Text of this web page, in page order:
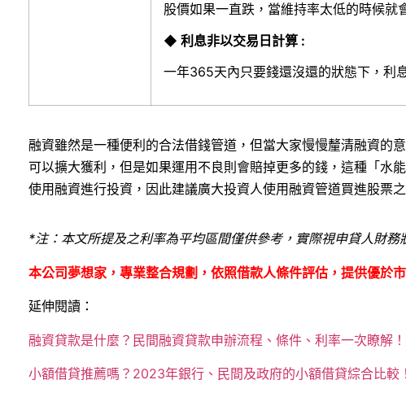
股價如果一直跌，當維持率太低的時候就
◆ 利息非以交易日計算 :
一年365天內只要錢還沒還的狀態下，利
融資雖然是一種便利的合法借錢管道，但當大家慢慢釐清融資的
可以擴大獲利，但是如果運用不良則會賠掉更多的錢，這種「水
使用融資進行投資，因此建議廣大投資人使用融資管道買進股票
*注：本文所提及之利率為平均區間僅供參考，實際視申貸人財
本公司夢想家，專業整合規劃，依照借款人條件評估，提供優於
延伸閱讀：
融資貸款是什麼？民間融資貸款申辦流程、條件、利率一次瞭解！
小額借貸推薦嗎？2023年銀行、民間及政府的小額借貸綜合比較！